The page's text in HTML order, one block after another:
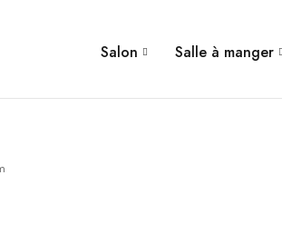
Salon Salle à manger